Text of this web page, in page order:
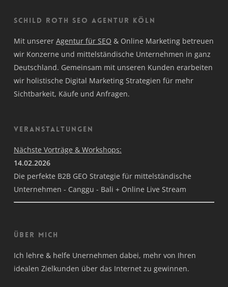
Schild Roth SEO Agentur Köln
Mit unserer Agentur für SEO & Online Marketing betreuen
wir Konzerne und mittelständische Unternehmen in ganz
Deutschland. Gemeinsam mit unseren Kunden erarbeiten
wir holistische Digital Marketing Strategien für mehr
Sichtbarkeit, Käufe und Anfragen.
Veranstaltungen
Nächste Vorträge & Workshops:
14.02.2026
Die perfekte B2B GEO Strategie für mittelständische
Unternehmen - Canggu - Bali + Online Live Stream
Über mich
Ich lehre & helfe Unernehmen dabei, mehr von Ihren
idealen Zielkunden über das Internet zu gewinnen.